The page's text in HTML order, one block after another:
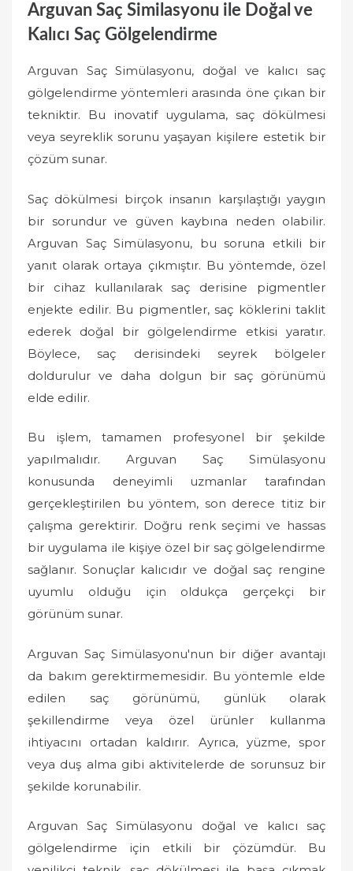
Arguvan Saç Similasyonu ile Doğal ve
Kalıcı Saç Gölgelendirme
Arguvan Saç Simülasyonu, doğal ve kalıcı saç
gölgelendirme yöntemleri arasında öne çıkan bir
tekniktir. Bu inovatif uygulama, saç dökülmesi
veya seyreklik sorunu yaşayan kişilere estetik bir
çözüm sunar.
Saç dökülmesi birçok insanın karşılaştığı yaygın
bir sorundur ve güven kaybına neden olabilir.
Arguvan Saç Simülasyonu, bu soruna etkili bir
yanıt olarak ortaya çıkmıştır. Bu yöntemde, özel
bir cihaz kullanılarak saç derisine pigmentler
enjekte edilir. Bu pigmentler, saç köklerini taklit
ederek doğal bir gölgelendirme etkisi yaratır.
Böylece, saç derisindeki seyrek bölgeler
doldurulur ve daha dolgun bir saç görünümü
elde edilir.
Bu işlem, tamamen profesyonel bir şekilde
yapılmalıdır. Arguvan Saç Simülasyonu
konusunda deneyimli uzmanlar tarafından
gerçekleştirilen bu yöntem, son derece titiz bir
çalışma gerektirir. Doğru renk seçimi ve hassas
bir uygulama ile kişiye özel bir saç gölgelendirme
sağlanır. Sonuçlar kalıcıdır ve doğal saç rengine
uyumlu olduğu için oldukça gerçekçi bir
görünüm sunar.
Arguvan Saç Simülasyonu'nun bir diğer avantajı
da bakım gerektirmemesidir. Bu yöntemle elde
edilen saç görünümü, günlük olarak
şekillendirme veya özel ürünler kullanma
ihtiyacını ortadan kaldırır. Ayrıca, yüzme, spor
veya duş alma gibi aktivitelerde de sorunsuz bir
şekilde korunabilir.
Arguvan Saç Simülasyonu doğal ve kalıcı saç
gölgelendirme için etkili bir çözümdür. Bu